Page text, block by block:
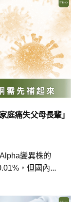
庭痛失父母長輩」
變異株的
，但國內...